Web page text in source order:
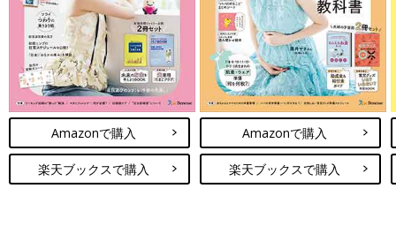
Amazonで購入
楽天ブックスで購入
Amazonで購入
楽天ブックスで購入